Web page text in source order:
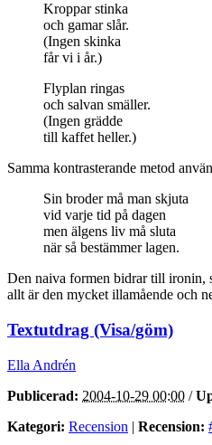
Kroppar stinka
och gamar slår.
(Ingen skinka
får vi i år.)
Flyplan ringas
och salvan smäller.
(Ingen grädde
till kaffet heller.)
Samma kontrasterande metod
Sin broder må man skjuta
vid varje tid på dagen
men älgens liv må sluta
när så bestämmer lagen.
Den naiva formen bidrar till ironin,
allt är den mycket illamående och
Textutdrag (Visa/göm)
Ella Andrén
Publicerad: 2004-10-29 00:00 /
Kategori: Recension | Recension: